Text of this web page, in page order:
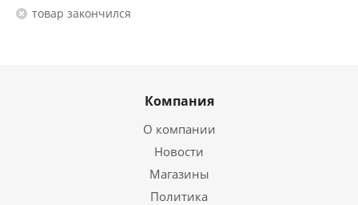
Товар закончился
Компания
О компании
Новости
Магазины
Политика